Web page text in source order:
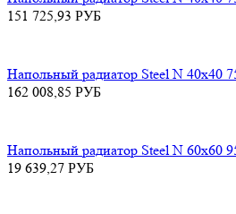
151 725,93 РУБ
Напольный радиатор Steel N 40х40
162 008,85 РУБ
Напольный радиатор Steel N 60х60
19 639,27 РУБ